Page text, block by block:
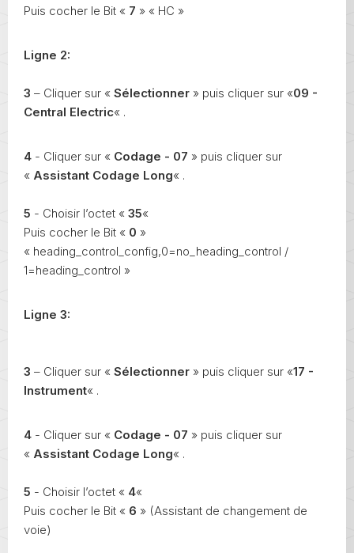
Puis cocher le Bit « 7 » « HC »
Ligne 2:
3 – Cliquer sur « Sélectionner » puis cliquer sur «09 -
Central Electric« .
4 - Cliquer sur « Codage - 07 » puis cliquer sur
« Assistant Codage Long« .
5 - Choisir l’octet « 35«
Puis cocher le Bit « 0 »
« heading_control_config,0=no_heading_control /
1=heading_control »
Ligne 3:
3 – Cliquer sur « Sélectionner » puis cliquer sur «17 -
Instrument« .
4 - Cliquer sur « Codage - 07 » puis cliquer sur
« Assistant Codage Long« .
5 - Choisir l’octet « 4«
Puis cocher le Bit « 6 » (Assistant de changement de
voie)